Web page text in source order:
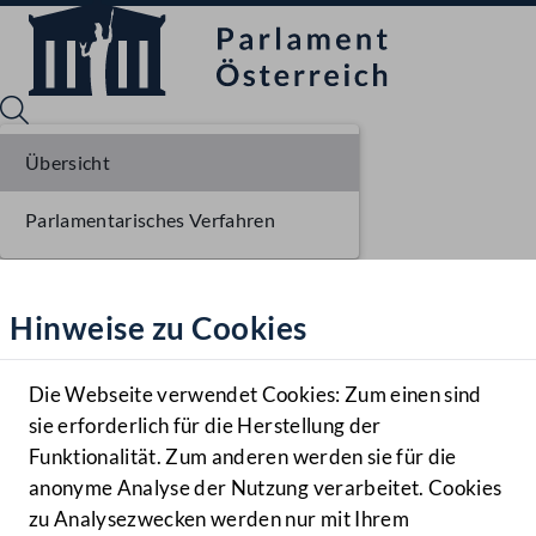
Hilfe
Benutzer
Navigationsmenü öffnen
MENÜ
Hinweise zu Cookies
Die Webseite verwendet Cookies: Zum einen sind
sie erforderlich für die Herstellung der
Funktionalität. Zum anderen werden sie für die
anonyme Analyse der Nutzung verarbeitet. Cookies
zu Analysezwecken werden nur mit Ihrem
Übersicht
Parlamentarisches Verfahren